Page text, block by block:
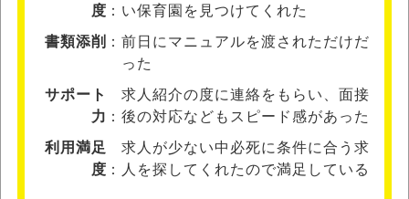
度
い保育園を見つけてくれた
書類添削
前日にマニュアルを渡されただけだ
った
サポート
力
求人紹介の度に連絡をもらい、面接
後の対応などもスピード感があった
利用満足
度
求人が少ない中必死に条件に合う求
人を探してくれたので満足している